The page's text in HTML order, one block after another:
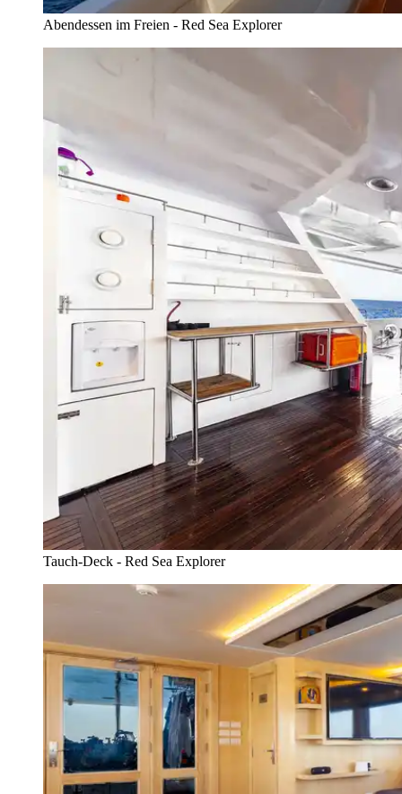
Abendessen im Freien - Red Sea Explorer
Tauch-Deck - Red Sea Explorer